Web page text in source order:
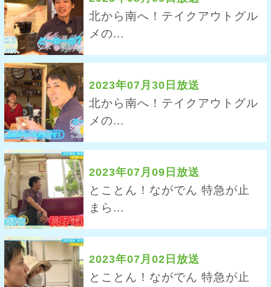
北から南へ！テイクアウトグル
メの...
2023年07月30日放送
北から南へ！テイクアウトグル
メの...
2023年07月09日放送
とことん！ながでん 特急が止
まら...
2023年07月02日放送
とことん！ながでん 特急が止